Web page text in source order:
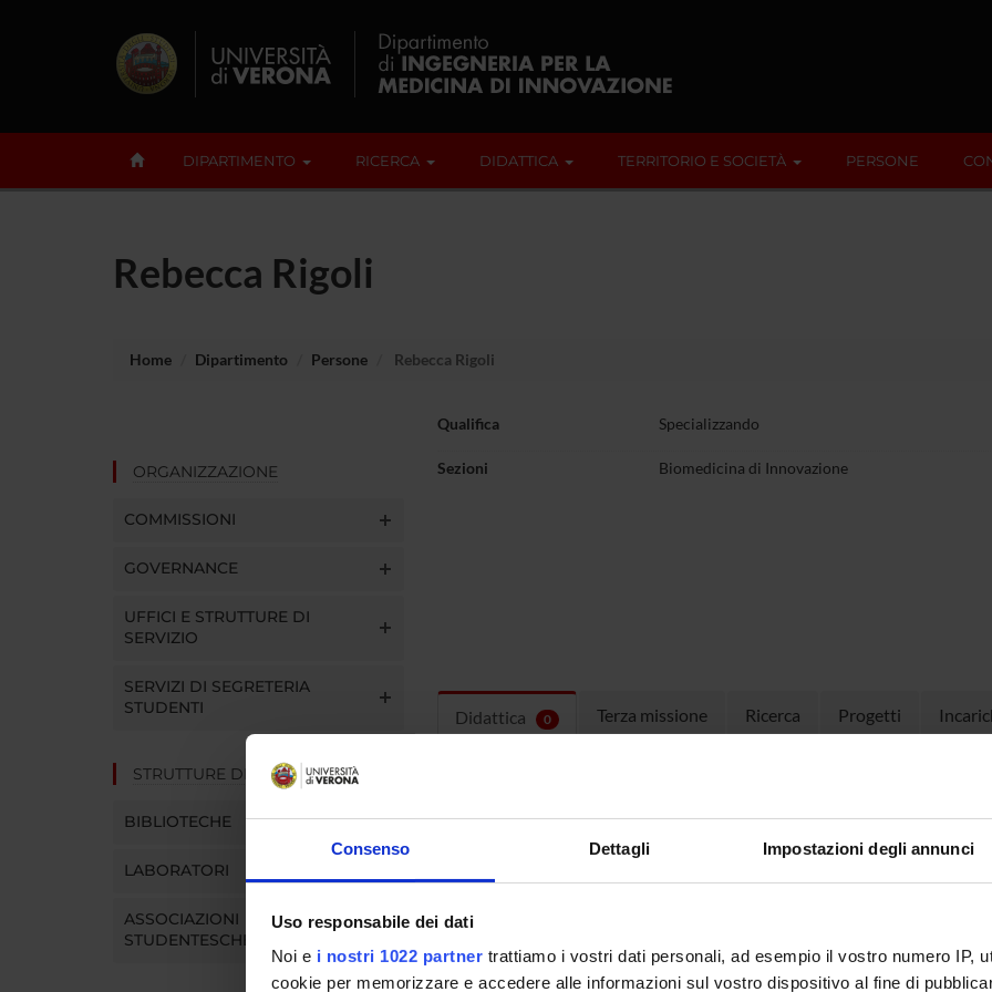
Consenso Dettagli Impostazioni degli annunci
Uso responsabile dei dati
Noi e i nostri 1022 partner trattiamo i vostri dati personali, ad esempio il vostro numero IP,
cookie per memorizzare e accedere alle informazioni sul vostro dispositivo al fine di
DIPARTIMENTO RICERCA DIDATTICA TERRITORIO E SOCIETÀ PERSONE
Rebecca Rigoli
Home Dipartimento Persone Rebecca Rigoli
ORGANIZZAZIONE
COMMISSIONI
GOVERNANCE
UFFICI E STRUTTURE DI
SERVIZIO
SERVIZI DI SEGRETERIA
STUDENTI
STRUTTURE DEL DIPARTIMENTO
BIBLIOTECHE
LABORATORI
ASSOCIAZIONI
STUDENTESCHE
Qualifica Specializzando
Sezioni Biomedicina di Innovazione
Didattica 0 Terza missione Ricerca Progetti
Clicca sull'insegnamento per vedere orari e dettagli del corso.